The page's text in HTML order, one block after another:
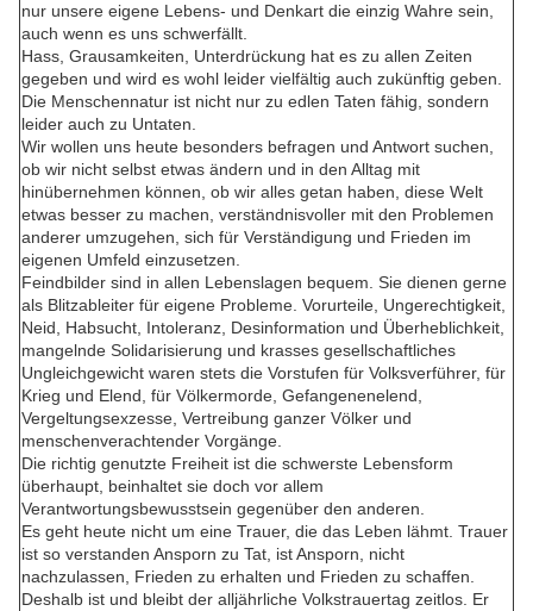
nur unsere eigene Lebens- und Denkart die einzig Wahre sein,
auch wenn es uns schwerfällt.
Hass, Grausamkeiten, Unterdrückung hat es zu allen Zeiten
gegeben und wird es wohl leider vielfältig auch zukünftig geben.
Die Menschennatur ist nicht nur zu edlen Taten fähig, sondern
leider auch zu Untaten.
Wir wollen uns heute besonders befragen und Antwort suchen,
ob wir nicht selbst etwas ändern und in den Alltag mit
hinübernehmen können, ob wir alles getan haben, diese Welt
etwas besser zu machen, verständnisvoller mit den Problemen
anderer umzugehen, sich für Verständigung und Frieden im
eigenen Umfeld einzusetzen.
Feindbilder sind in allen Lebenslagen bequem. Sie dienen gerne
als Blitzableiter für eigene Probleme. Vorurteile, Ungerechtigkeit,
Neid, Habsucht, Intoleranz, Desinformation und Überheblichkeit,
mangelnde Solidarisierung und krasses gesellschaftliches
Ungleichgewicht waren stets die Vorstufen für Volksverführer, für
Krieg und Elend, für Völkermorde, Gefangenenelend,
Vergeltungsexzesse, Vertreibung ganzer Völker und
menschenverachtender Vorgänge.
Die richtig genutzte Freiheit ist die schwerste Lebensform
überhaupt, beinhaltet sie doch vor allem
Verantwortungsbewusstsein gegenüber den anderen.
Es geht heute nicht um eine Trauer, die das Leben lähmt. Trauer
ist so verstanden Ansporn zu Tat, ist Ansporn, nicht
nachzulassen, Frieden zu erhalten und Frieden zu schaffen.
Deshalb ist und bleibt der alljährliche Volkstrauertag zeitlos. Er